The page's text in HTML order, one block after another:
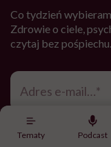
Tematy Podcast
Co tydzień
Zdrowie o ciele,
czytaj bez pośpiechu.
Adres
mail*
Podanie adresu e-mail
otrzymywanie